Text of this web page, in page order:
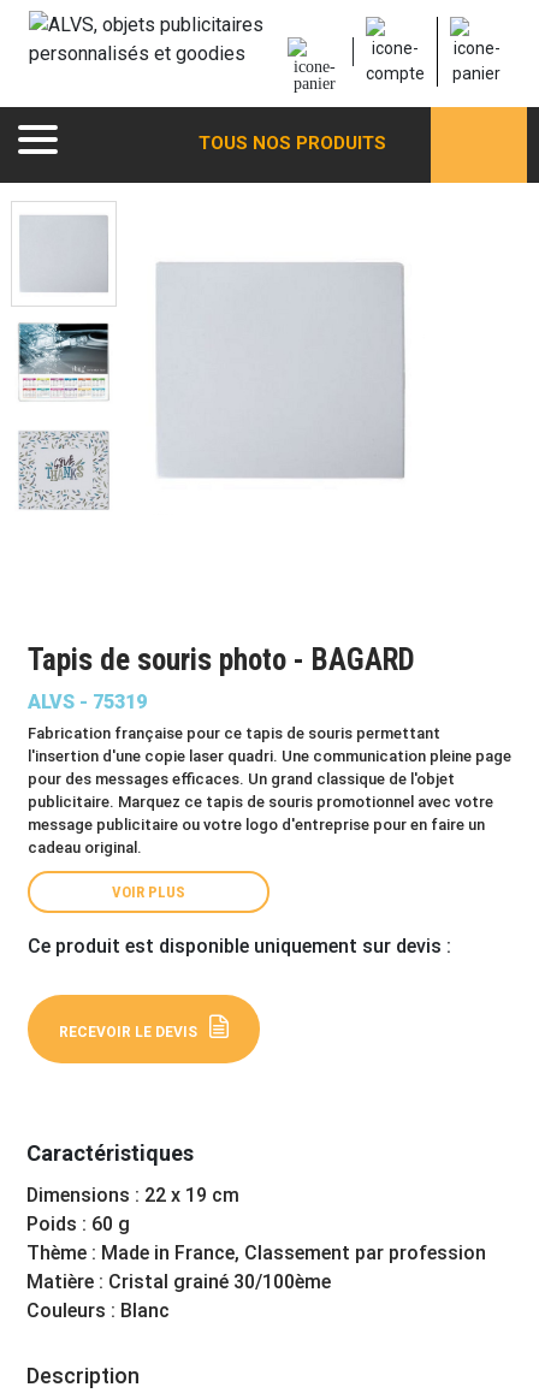
TOUS NOS PRODUITS
Tapis de souris photo - BAGARD
ALVS - 75319
Fabrication française pour ce tapis de souris permettant
l'insertion d'une copie laser quadri. Une communication pleine page
pour des messages efficaces. Un grand classique de l'objet
publicitaire. Marquez ce tapis de souris promotionnel avec votre
message publicitaire ou votre logo d'entreprise pour en faire un
cadeau original.
VOIR PLUS
Ce produit est disponible uniquement sur devis :
RECEVOIR LE DEVIS
Caractéristiques
Dimensions : 22 x 19 cm
Poids : 60 g
Thème : Made in France, Classement par profession
Matière : Cristal grainé 30/100ème
Couleurs : Blanc
Description